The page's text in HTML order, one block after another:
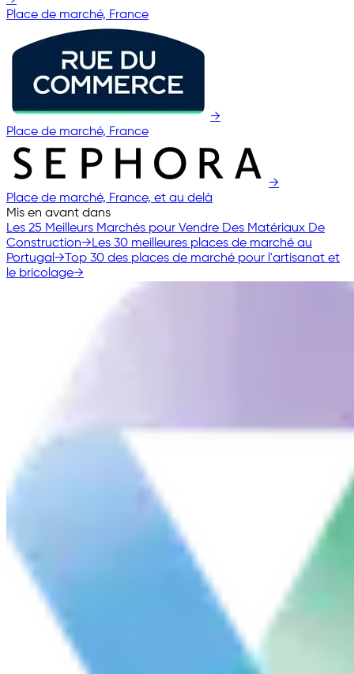
Place de marché, France
→
Place de marché, France
→
Place de marché, France, et au delà
Mis en avant dans
Les 25 Meilleurs Marchés pour Vendre Des Matériaux De
Construction→Les 30 meilleures places de marché au
Portugal → Top 30 des places de marché pour l'artisanat et
le bricolage→